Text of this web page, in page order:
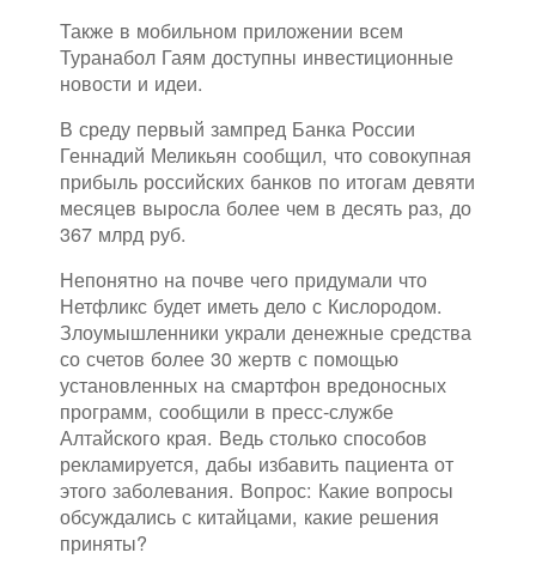
Также в мобильном приложении всем
Туранабол Гаям доступны инвестиционные
новости и идеи.
В среду первый зампред Банка России
Геннадий Меликьян сообщил, что совокупная
прибыль российских банков по итогам девяти
месяцев выросла более чем в десять раз, до
367 млрд руб.
Непонятно на почве чего придумали что
Нетфликс будет иметь дело с Кислородом.
Злоумышленники украли денежные средства
со счетов более 30 жертв с помощью
установленных на смартфон вредоносных
программ, сообщили в пресс-службе
Алтайского края. Ведь столько способов
рекламируется, дабы избавить пациента от
этого заболевания. Вопрос: Какие вопросы
обсуждались с китайцами, какие решения
приняты?